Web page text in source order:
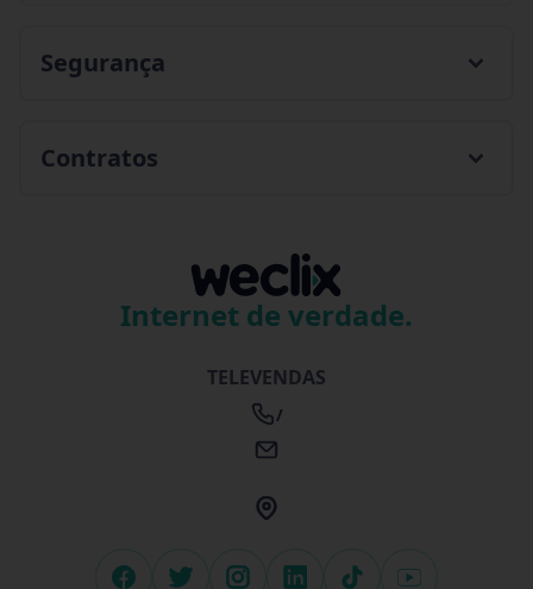
Segurança
Contratos
Internet de verdade.
TELEVENDAS
/
Alfredo Marcondes